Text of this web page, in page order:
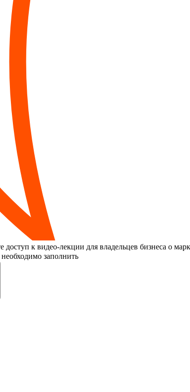
к видео-лекции для владельцев бизнеса о
заполнить